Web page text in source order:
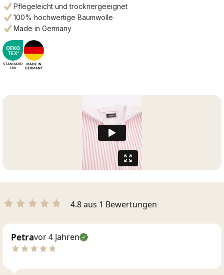
Pflegeleicht und trocknergeeignet
100% hochwertige Baumwolle
Made in Germany
4.8 aus 1 Bewertungen
Petravor 4 Jahren